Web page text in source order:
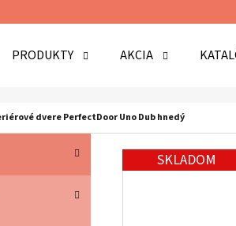
PRODUKTY AKCIA
dvere PerfectDoor Uno Dub hnedý
SKLADOM